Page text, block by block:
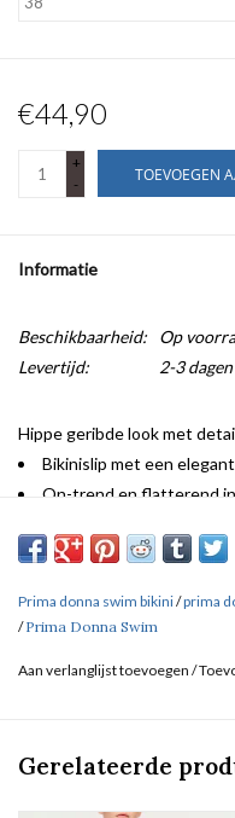
€44,90
+
-
TOEVOEGEN
Informatie
Beschikbaarheid: Op
Levertijd:
2-3 dagen
Hippe geribde look met
Bikinislip met een
On-trend en flatterend
Prima donna swim bikini/prima
/Prima Donna Swim
Aan verlanglijst toevoegen /
Gerelateerde